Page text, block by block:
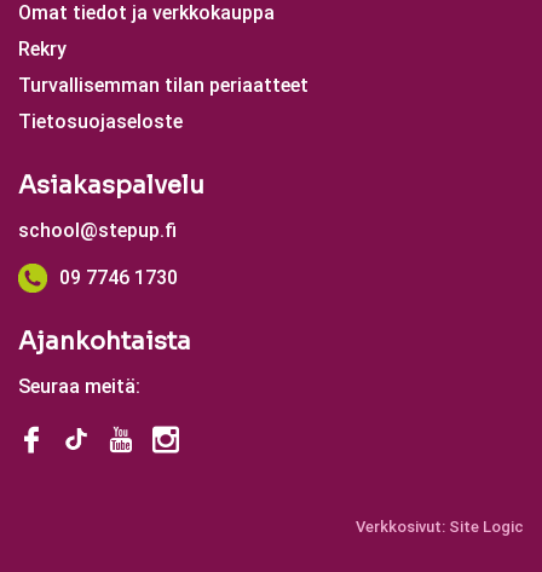
Omat tiedot ja verkkokauppa
Rekry
Turvallisemman tilan periaatteet
Tietosuojaseloste
Asiakaspalvelu
school@stepup.fi
09 7746 1730
Ajankohtaista
Seuraa meitä:
Verkkosivut: Site Logic